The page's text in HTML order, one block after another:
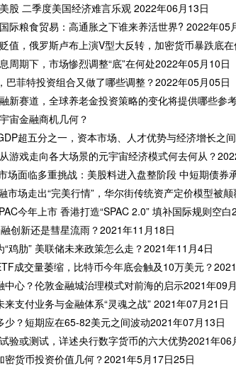
股 二季度美国经济难言乐观 2022年06月13日
际粮食贸易：高通胀之下谁来养活世界? 2022年05
值，俄罗斯卢布上演V型大反转，加密货币暴跌底
周期下，市场惨烈调整“底”在何处2022年05月10日
巴菲特投资组合又做了哪些调整？2022年05月05日
新赛道，全球养老金投资策略的变化将提供哪些参
宙金融商机几何？
超五分之一，资本市场、人才优势与经济增长之
游戏走向各大场景的元宇宙经济模式何去何从？
场面临多重挑战：美股料进入盘整阶段 中短期债券
市场走出“完美行情”，华尔街传统资产定价模型被
今年上市 香港打造“SPAC 2.0” 填补国际规则空
创新还是彗星流雨？2021年11月18日
鸡肋” 美联储未来政策怎么走？2021年11月4日
成交量萎缩，比特币今年底会触及10万美元？
中心？伦敦金融城治理模式对前海的启示2021年09
支付业务与金融体系“灵魂之战” 2021年07月21日
少？短期应在65-82美元之间波动2021年07月13日
验或测试，详述央行数字货币的六大优势2021年06
密货币投资价值几何？2021年5月17日25日